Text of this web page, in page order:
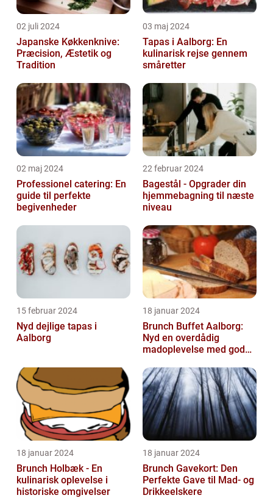
02 juli 2024
Japanske Køkkenknive:
Præcision, Æstetik og
Tradition
03 maj 2024
Tapas i Aalborg: En
kulinarisk rejse gennem
småretter
02 maj 2024
Professionel catering: En
guide til perfekte
begivenheder
22 februar 2024
Bagestål - Opgrader din
hjemmebagning til næste
niveau
15 februar 2024
Nyd dejlige tapas i
Aalborg
18 januar 2024
Brunch Buffet Aalborg:
Nyd en overdådig
madoplevelse med gode
18 januar 2024
Brunch Holbæk - En
kulinarisk oplevelse i
historiske omgivelser
18 januar 2024
Brunch Gavekort: Den
Perfekte Gave til Mad- og
Drikkeelskere